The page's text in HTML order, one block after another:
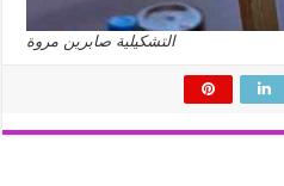
التشكيلية صابرين مروة